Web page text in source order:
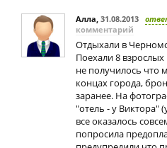
Алла, 31.08.2013
комментарий
Отдыхали в
Поехали 8
не получилось что
концах города,
заранее. На
"отель - у Виктора"
все оказалось
попросила